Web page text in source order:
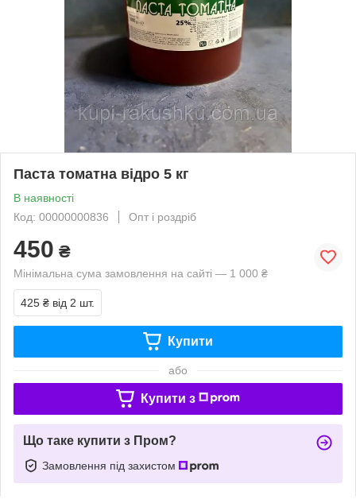
Паста томатна відро 5 кг
В наявності
Код: 00000000836
Опт і роздріб
450 ₴
Мінімальна сума замовлення на сайті — 1 000 ₴
425 ₴ від 2 шт.
Купити
або
Купити з
Що таке купити з Пром?
Замовлення під захистом